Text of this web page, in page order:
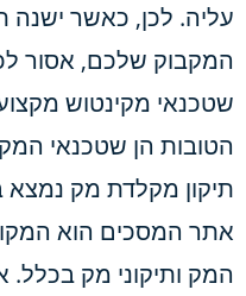
עליה. לכן, כאשר
המקבוק שלכם, אסור
שטכנאי מקינטוש
הטובות הן שטכנאי
תיקון מקלדת מק
אתר המסכים הוא
המק ותיקוני מק בכלל.